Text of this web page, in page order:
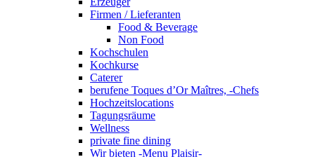
Firmen / Lieferanten
Food & Beverage
Non Food
Kochschulen
Kochkurse
Caterer
berufene Toques d’Or Maîtres, -Chefs
Hochzeitslocations
Tagungsräume
Wellness
private fine dining
Wir bieten -Menu Plaisir-